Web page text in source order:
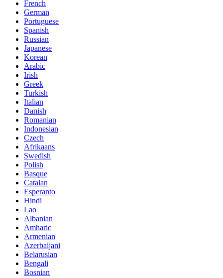
French
German
Portuguese
Spanish
Russian
Japanese
Korean
Arabic
Irish
Greek
Turkish
Italian
Danish
Romanian
Indonesian
Czech
Afrikaans
Swedish
Polish
Basque
Catalan
Esperanto
Hindi
Lao
Albanian
Amharic
Armenian
Azerbaijani
Belarusian
Bengali
Bosnian